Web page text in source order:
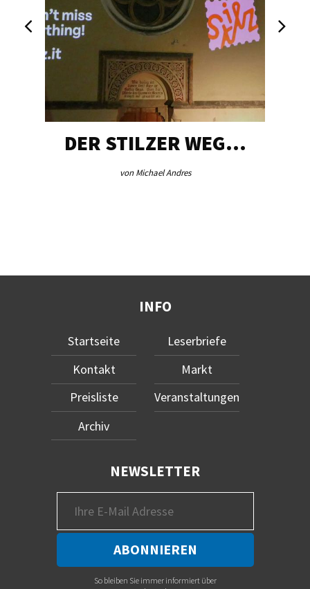
DER STILZER WEG…
von Michael Andres
INFO
Startseite
Kontakt
Preisliste
Archiv
Leserbriefe
Markt
Veranstaltungen
NEWSLETTER
So bleiben Sie immer informiert über